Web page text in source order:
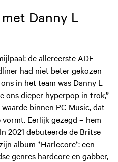
Danny L
de allereerste ADE-
had niet beter gekozen
in het team was Danny L
ons dieper hyperpop in trok,”
binnen PC Music, dat
Eerlijk gezegd – hem
2021 debuteerde de Britse
album *Harlecore*: een
genres hardcore en gabber,